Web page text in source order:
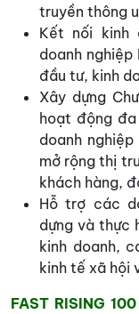
truyền thông
Kết nối kinh
doanh nghiệp
đầu tư, kinh
Xây dựng
hoạt động
doanh
mở rộng thị
khách hàng,
Hỗ trợ các
dựng và thực
kinh doanh,
kinh tế xã hội
FAST RISING